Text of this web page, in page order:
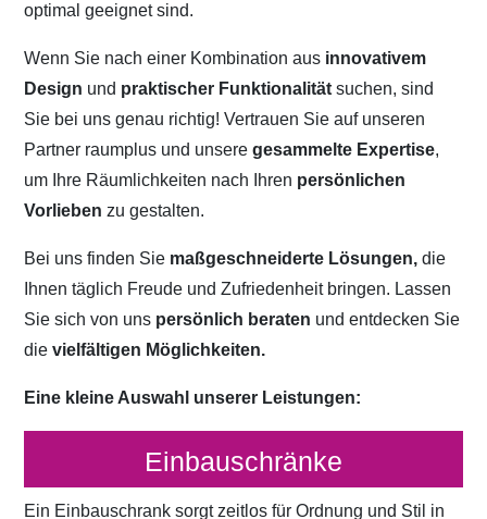
optimal geeignet sind.
Wenn Sie nach einer Kombination aus innovativem
Design und praktischer Funktionalitätsuchen, sind
Sie bei uns genau richtig! Vertrauen Sie auf unseren
Partner raumplus und unseregesammelte Expertise,
um Ihre Räumlichkeiten nach Ihren persönlichen
Vorliebenzu gestalten.
Bei uns finden Sie maßgeschneiderte Lösungen, die
Ihnen täglich Freude und Zufriedenheit bringen. Lassen
Sie sich von uns persönlich beraten und entdecken Sie
dievielfältigen Möglichkeiten.
Eine kleine Auswahl unserer Leistungen:
Einbauschränke
Ein Einbauschrank sorgt zeitlos für Ordnung und Stil in